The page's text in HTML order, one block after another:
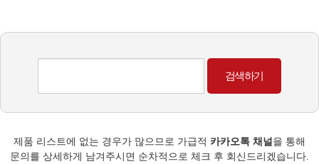
제품 리스트에 없는 경우가 많으므로 가급적 카카오톡 채널 을 통해
문의를 상세하게 남겨주시면 순차적으로 체크 후 회신드리겠습니다.